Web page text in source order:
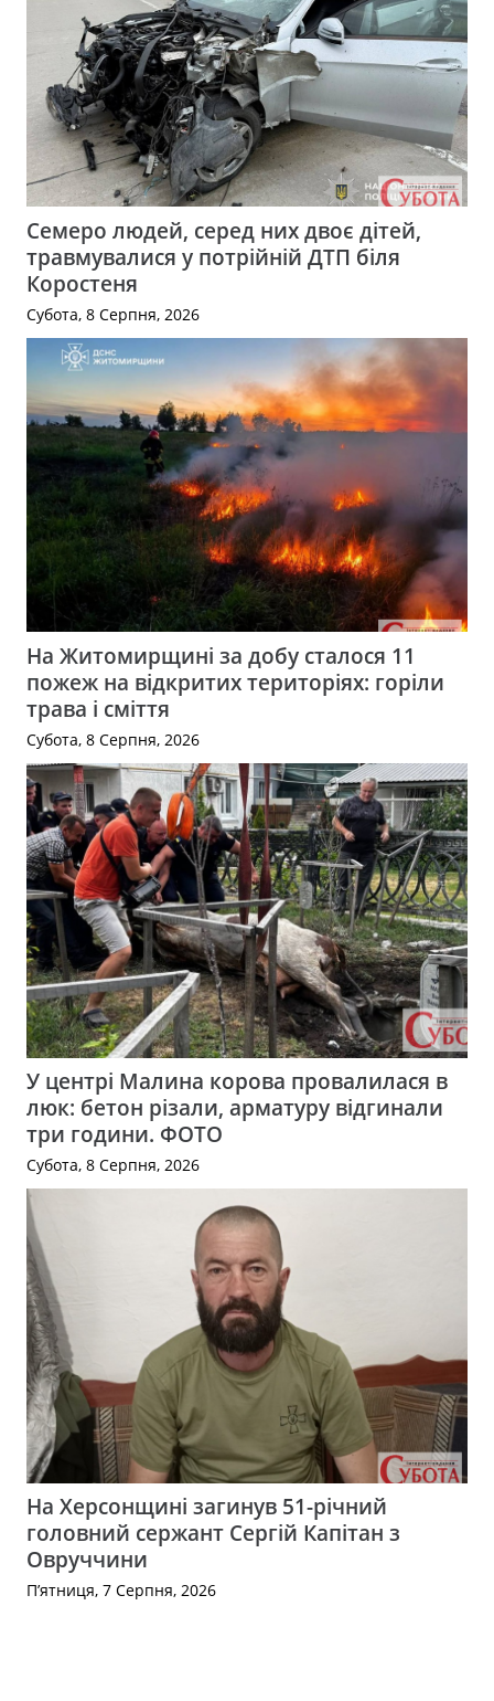
Семеро людей, серед них двоє дітей,
травмувалися у потрійній ДТП біля
Коростеня
Субота, 8 Серпня, 2026
На Житомирщині за добу сталося 11
пожеж на відкритих територіях: горіли
трава і сміття
Субота, 8 Серпня, 2026
У центрі Малина корова провалилася в
люк: бетон різали, арматуру відгинали
три години. ФОТО
Субота, 8 Серпня, 2026
На Херсонщині загинув 51-річний
головний сержант Сергій Капітан з
Овруччини
П’ятниця, 7 Серпня, 2026